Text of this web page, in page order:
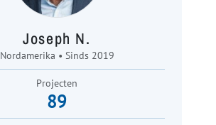
Joseph N.
Nordamerika • Sinds 2019
Projecten
89